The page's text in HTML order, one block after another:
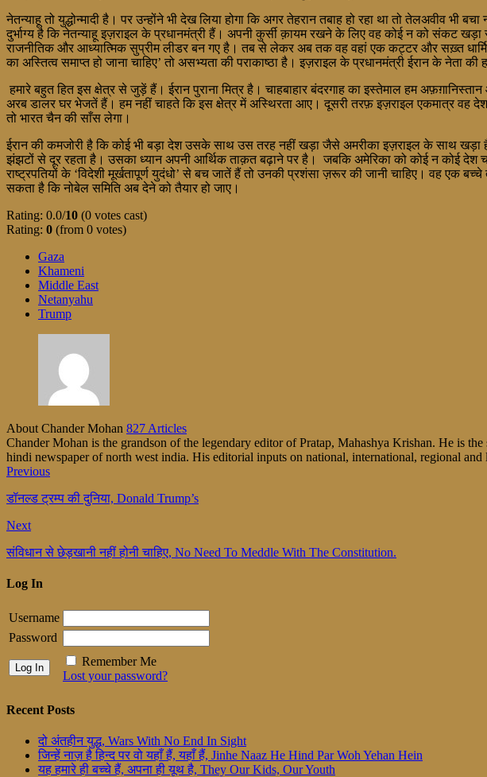
नेतन्याहू तो युद्धोन्मादी है। पर उन्होंने भी देख लिया होगा कि अगर तेहरान तबाह हो रहा था तो तेलअवीव
दुर्भाग्य है कि नेतन्याहू इज़राइल के प्रधानमंत्री हैं। अपनी कुर्सी क़ायम रखने के लिए वह कोई न को संकट
राजनीतिक और आध्यात्मिक सुप्रीम लीडर बन गए है। तब से लेकर अब तक वह वहां एक कट्टर और सख़्त
का अस्तित्व समाप्त हो जाना चाहिए’ तो असभ्यता की पराकाष्ठा है। इज़राइल के प्रधानमंत्री ईरान के नेता की
हमारे बहुत हित इस क्षेत्र से जुड़ें हैं। ईरान पुराना मित्र है। चाहबाहार बंदरगाह का इस्तेमाल हम
अरब डालर घर भेजतें हैं। हम नहीं चाहते कि इस क्षेत्र में अस्थिरता आए। दूसरी तरफ़ इज़राइल एकमात्र वह
तो भारत चैन की साँस लेगा।
ईरान की कमजोरी है कि कोई भी बड़ा देश उसके साथ उस तरह नहीं खड़ा जैसे अमरीका इज़राइल के साथ
झंझटों से दूर रहता है। उसका ध्यान अपनी आर्थिक ताक़त बढ़ाने पर है। जबकि अमेरिका को कोई न कोई
राष्ट्रपतियों के ‘विदेशी मूर्खतापूर्ण युदंधो’ से बच जातें हैं तो उनकी प्रशंसा ज़रूर की जानी चाहिए। वह एक
सकता है कि नोबेल समिति अब देने को तैयार हो जाए।
Rating: 0.0/10 (0 votes cast)
Rating: 0 (from 0 votes)
Gaza
Khameni
Middle East
Netanyahu
Trump
About Chander Mohan 827 Articles
Chander Mohan is the grandson of the legendary editor of Pratap, Mahashya Krishan. He is
hindi newspaper of north west india. His editorial inputs on national, international, regional and
Previous
डॉनल्ड ट्रम्प की दुनिया, Donald Trump’s
Next
संविधान से छेड़खानी नहीं होनी चाहिए, No Need To Meddle With The Constitution.
Log In
Username
Password
Remember Me
Lost your password?
Recent Posts
दो अंतहीन युद्ध, Wars With No End In Sight
जिन्हें नाज़ है हिन्द पर वो यहाँ हैं, यहाँ हैं, Jinhe Naaz He Hind Par Woh Yehan Hein
यह हमारे ही बच्चे हैं, अपना ही यूथ है, They Our Kids, Our Youth